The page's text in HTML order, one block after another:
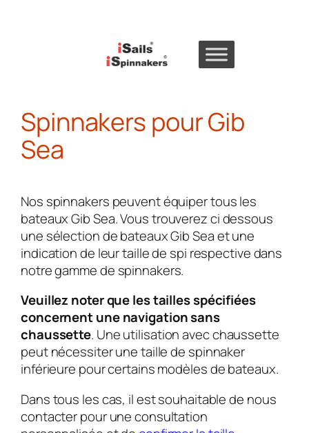
Spinnakers pour Gib
Sea
Nos spinnakers peuvent équiper tous les
bateaux Gib Sea.Vous trouverez ci dessous
une sélection de bateaux Gib Sea et une
indication de leur taille de spi respective dans
notre gamme de spinnakers.
Veuillez noter que les tailles spécifiées
concernent une navigation sans
chaussette. Une utilisation avec chaussette
peut nécessiter une taille de spinnaker
inférieure pour certains modèles de bateaux.
Dans tous les cas, il est souhaitable de nous
contacter pour une consultation